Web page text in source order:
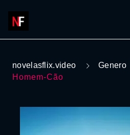
novelasflix.video Genero
Homem-Cão